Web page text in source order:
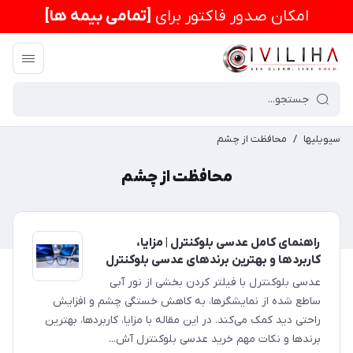
امكان صدور فاکتور برای [تمامی بیمه ها]
سیویلیها / محافظت از چشم
محافظت از چشم
راهنمای کامل عدسی بلوکنترل | مزایا،
کاربردها و بهترین برندهای عدسی بلوکنترل
عدسی بلوکنترل با فیلتر کردن بخشی از نور آبی
ساطع شده از نمایشگرها، به کاهش خستگی چشم و افزایش
راحتی دید کمک می‌کند. در این مقاله با مزایا، کاربردها، بهترین
برندها و نکات مهم خرید عدسی بلوکنترل آش...